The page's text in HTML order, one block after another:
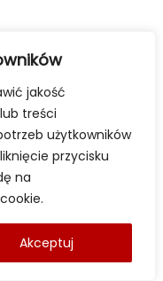
jakość
treści
użytkowników
przycisku
na
Akceptuj